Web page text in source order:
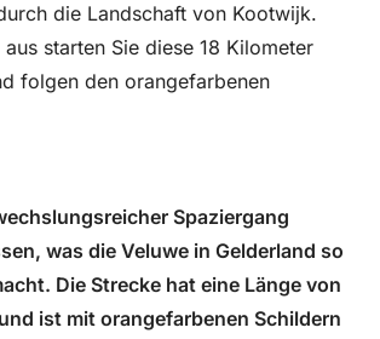
die Landschaft von Kootwijk.
starten Sie diese 18 Kilometer
folgen den orangefarbenen
Spaziergang
was die Veluwe in Gelderland so
Die Strecke hat eine Länge von
ist mit orangefarbenen Schildern